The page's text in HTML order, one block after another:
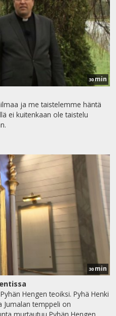
30min
ja me taistelemme häntä
ei kuitenkaan ole taistelu
30 min
Hengen teoiksi. Pyhä Henki
Jumalan temppeli on
murtautuu Pyhän Hengen